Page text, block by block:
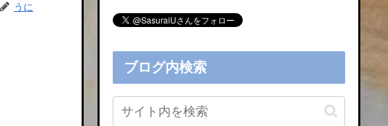
うに
ブログ内検索